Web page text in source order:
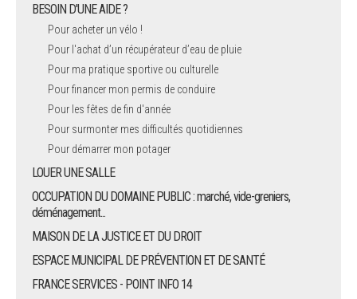
BESOIN D'UNE AIDE ?
Pour acheter un vélo !
Pour l'achat d’un récupérateur d’eau de pluie
Pour ma pratique sportive ou culturelle
Pour financer mon permis de conduire
Pour les fêtes de fin d'année
Pour surmonter mes difficultés quotidiennes
Pour démarrer mon potager
LOUER UNE SALLE
OCCUPATION DU DOMAINE PUBLIC : marché, vide-greniers,
déménagement...
MAISON DE LA JUSTICE ET DU DROIT
ESPACE MUNICIPAL DE PRÉVENTION ET DE SANTÉ
FRANCE SERVICES - POINT INFO 14
FICHE D'ORGANISATION MANIFESTATION
PLAN D'ACTION MUNICIPAL
ARRÊTÉS MUNICIPAUX